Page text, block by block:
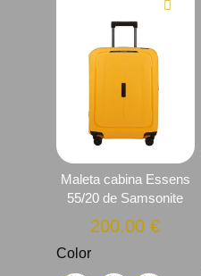
Maleta cabina Essens
55/20 de Samsonite
200.00€
Color